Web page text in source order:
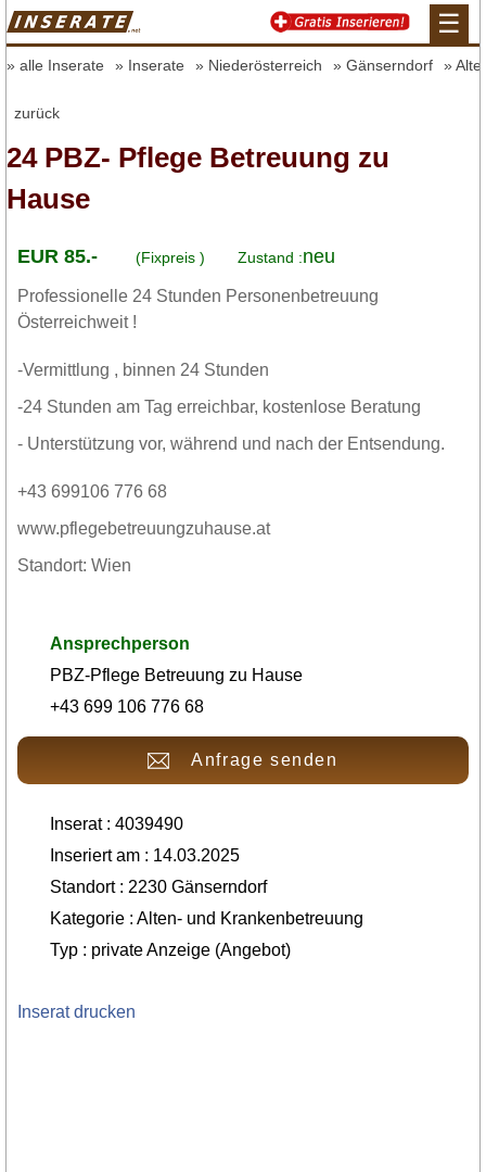
☰
alle Inserate Inserate Niederösterreich Gänserndorf
zurück
24 PBZ- Pflege Betreuung zu
Hause
EUR 85.- (Fixpreis ) Zustand :neu
Professionelle 24 Stunden Personenbetreuung
Österreichweit !
-Vermittlung , binnen 24 Stunden
-24 Stunden am Tag erreichbar, kostenlose Beratung
- Unterstützung vor, während und nach der Entsendung.
+43 699106 776 68
www.pflegebetreuungzuhause.at
Standort: Wien
Ansprechperson
PBZ-Pflege Betreuung zu Hause
+43 699 106 776 68
Anfrage senden
Inserat : 4039490
Inseriert am : 14.03.2025
Standort : 2230 Gänserndorf
Kategorie : Alten- und Krankenbetreuung
Typ : private Anzeige (Angebot)
Inserat drucken